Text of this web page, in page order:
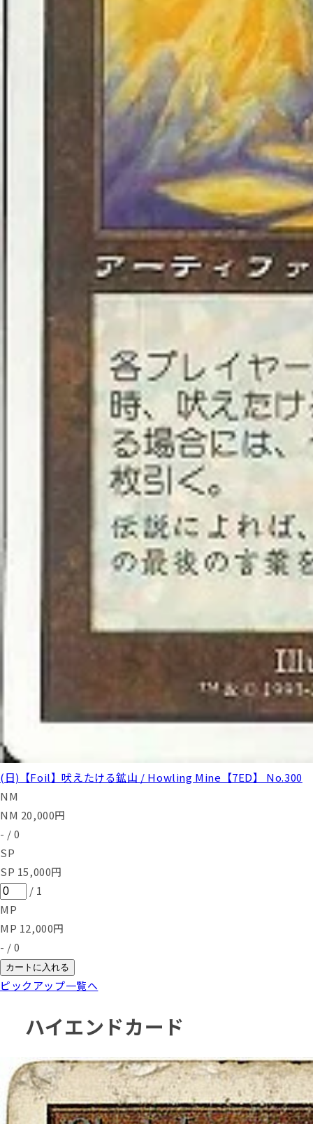
(日)【Foil】吠えたける鉱山 / Howling Mine【7ED】 No.300
NM
NM 20,000円
- / 0
SP
SP 15,000円
/ 1
MP
MP 12,000円
- / 0
カートに入れる
ピックアップ一覧へ
ハイエンドカード